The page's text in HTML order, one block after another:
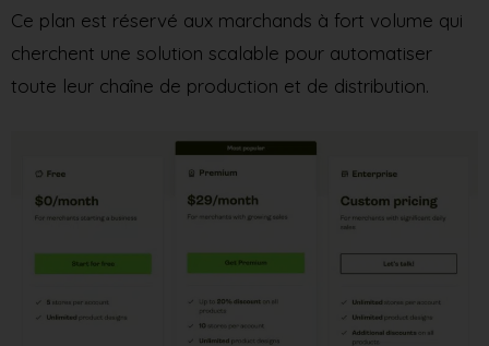
Ce plan est réservé aux marchands à fort volume qui
cherchent une solution scalable pour automatiser
toute leur chaîne de production et de distribution.